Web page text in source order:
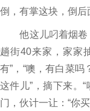
倒，有掌这块，倒后
他这儿叼着烟卷，
趟街40来家，家家
有”，“噢，有白菜吗
这件儿”，摘下来。
门，伙计一让：“你